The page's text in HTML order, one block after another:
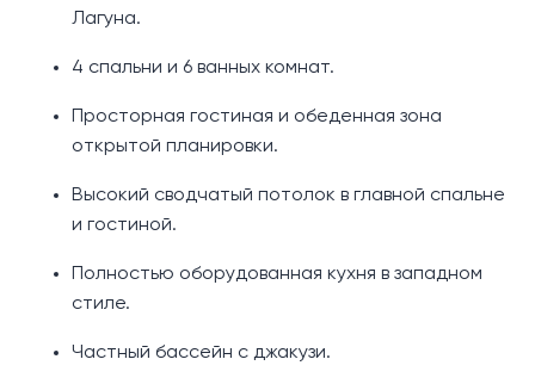
Лагуна.
4 спальни и 6 ванных комнат.
Просторная гостиная и обеденная зона
открытой планировки.
Высокий сводчатый потолок в главной спальне
и гостиной.
Полностью оборудованная кухня в западном
стиле.
Частный бассейн с джакузи.